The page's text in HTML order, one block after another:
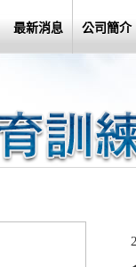
最新消息 公司簡介